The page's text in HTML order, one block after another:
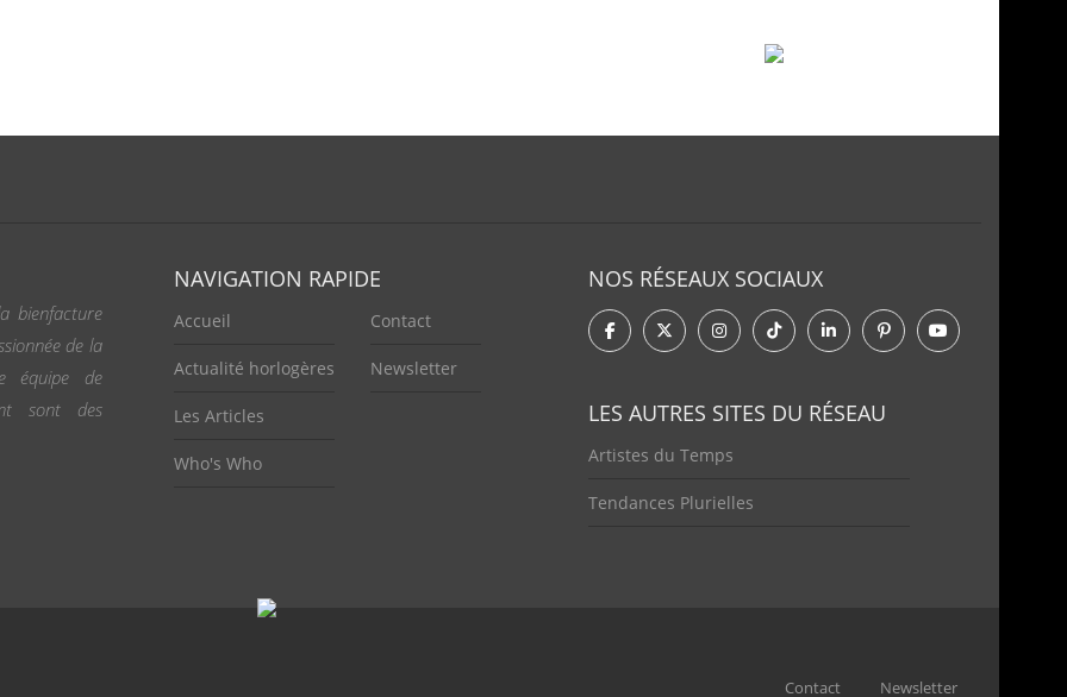
bienfacture
de la
équipe de
sont des
NAVIGATION RAPIDE
Accueil
Actualité horlogères
Les Articles
Who's Who
Contact
Newsletter
NOS RÉSEAUX SOCIAUX
LES AUTRES SITES DU RÉSEAU
Artistes du Temps
Tendances Plurielles
Contact Newsletter